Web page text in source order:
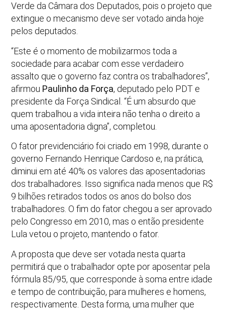
Verde da Câmara dos Deputados, pois o projeto que
extingue o mecanismo deve ser votado ainda hoje
pelos deputados.
“Este é o momento de mobilizarmos toda a
sociedade para acabar com esse verdadeiro
assalto que o governo faz contra os trabalhadores”,
afirmou Paulinho da Força, deputado pelo PDT e
presidente da Força Sindical. “É um absurdo que
quem trabalhou a vida inteira não tenha o direito a
uma aposentadoria digna”, completou.
O fator previdenciário foi criado em 1998, durante o
governo Fernando Henrique Cardoso e, na prática,
diminui em até 40% os valores das aposentadorias
dos trabalhadores. Isso significa nada menos que R$
9 bilhões retirados todos os anos do bolso dos
trabalhadores. O fim do fator chegou a ser aprovado
pelo Congresso em 2010, mas o então presidente
Lula vetou o projeto, mantendo o fator.
A proposta que deve ser votada nesta quarta
permitirá que o trabalhador opte por aposentar pela
fórmula 85/95, que corresponde à soma entre idade
e tempo de contribuição, para mulheres e homens,
respectivamente. Desta forma, uma mulher que